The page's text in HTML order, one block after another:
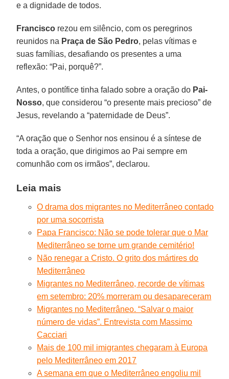
e a dignidade de todos.
Francisco rezou em silêncio, com os peregrinos
reunidos na Praça de São Pedro, pelas vítimas e
suas famílias, desafiando os presentes a uma
reflexão: “Pai, porquê?”.
Antes, o pontífice tinha falado sobre a oração do Pai-
Nosso, que considerou “o presente mais precioso” de
Jesus, revelando a “paternidade de Deus”.
“A oração que o Senhor nos ensinou é a síntese de
toda a oração, que dirigimos ao Pai sempre em
comunhão com os irmãos”, declarou.
Leia mais
O drama dos migrantes no Mediterrâneo contado
por uma socorrista
Papa Francisco: Não se pode tolerar que o Mar
Mediterrâneo se torne um grande cemitério!
Não renegar a Cristo. O grito dos mártires do
Mediterrâneo
Migrantes no Mediterrâneo, recorde de vítimas
em setembro: 20% morreram ou desapareceram
Migrantes no Mediterrâneo. “Salvar o maior
número de vidas”. Entrevista com Massimo
Cacciari
Mais de 100 mil imigrantes chegaram à Europa
pelo Mediterrâneo em 2017
A semana em que o Mediterrâneo engoliu mil